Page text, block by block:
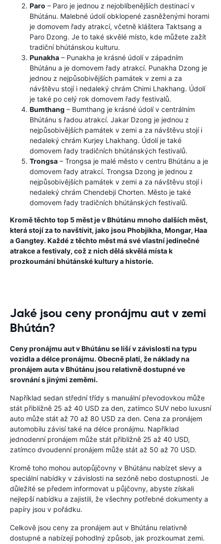
Paro – Paro je jednou z nejoblíbenějších destinací v
Bhútánu. Malebné údolí obklopené zasněženými horami
je domovem řady atrakcí, včetně kláštera Taktsang a
Paro Dzong. Je to také skvělé místo, kde můžete zažít
tradiční bhútánskou kulturu.
Punakha – Punakha je krásné údolí v západním
Bhútánu a je domovem řady atrakcí. Punakha Dzong je
jednou z nejpůsobivějších památek v zemi a za
návštěvu stojí i nedaleký chrám Chimi Lhakhang. Údolí
je také po celý rok domovem řady festivalů.
Bumthang – Bumthang je krásné údolí v centrálním
Bhútánu s řadou atrakcí. Jakar Dzong je jednou z
nejpůsobivějších památek v zemi a za návštěvu stojí i
nedaleký chrám Kurjey Lhakhang. Údolí je také
domovem řady tradičních bhútánských festivalů.
Trongsa – Trongsa je malé město v centru Bhútánu a je
domovem řady atrakcí. Trongsa Dzong je jednou z
nejpůsobivějších památek v zemi a za návštěvu stojí i
nedaleký chrám Chendebji Chorten. Město je také
domovem řady tradičních bhútánských festivalů.
Kromě těchto top 5 měst je v Bhútánu mnoho dalších měst,
která stojí za to navštívit, jako jsou Phobjikha, Mongar, Haa
a Gangtey. Každé z těchto měst má své vlastní jedinečné
atrakce a festivaly, což z nich dělá skvělá místa k
prozkoumání bhútánské kultury a historie.
Jaké jsou ceny pronájmu aut v zemi
Bhútán?
Ceny pronájmu aut v Bhútánu se liší v závislosti na typu
vozidla a délce pronájmu. Obecně platí, že náklady na
pronájem auta v Bhútánu jsou relativně dostupné ve
srovnání s jinými zeměmi.
Například sedan střední třídy s manuální převodovkou může
stát přibližně 25 až 40 USD za den, zatímco SUV nebo luxusní
auto může stát až 70 až 80 USD za den. Cena za pronájem
automobilu závisí také na délce pronájmu. Například
jednodenní pronájem může stát přibližně 25 až 40 USD,
zatímco dvoudenní pronájem může stát až 50 až 70 USD.
Kromě toho mohou autopůjčovny v Bhútánu nabízet slevy a
speciální nabídky v závislosti na sezóně nebo dostupnosti. Je
důležité se předem informovat u půjčovny, abyste získali
nejlepší nabídku a zajistili, že všechny potřebné dokumenty a
papíry jsou v pořádku.
Celkově jsou ceny za pronájem aut v Bhútánu relativně
dostupné a nabízejí pohodlný způsob, jak prozkoumat zemi.